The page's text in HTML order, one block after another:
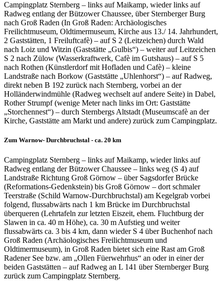
Campingplatz Sternberg – links auf Maikamp, wieder links auf
Radweg entlang der Bützower Chaussee, über Sternberger Burg
nach Groß Raden (In Groß Raden: Archäologisches
Freilichtmuseum, Oldtimermuseum, Kirche aus 13./ 14. Jahrhundert,
2 Gaststätten, 1 Freiluftcafè) – auf S 2 (Leitzeichen) durch Wald
nach Loiz und Witzin (Gaststätte „Gulbis“) – weiter auf Leitzeichen
S 2 nach Zülow (Wasserkraftwerk, Cafè im Gutshaus) – auf S 5
nach Rothen (Künstlerdorf mit Hofladen und Cafè) – kleine
Landstraße nach Borkow (Gaststätte „Uhlenhorst“) – auf Radweg,
direkt neben B 192 zurück nach Sternberg, vorbei an der
Holländerwindmühle (Radweg wechselt auf andere Seite) in Dabel,
Rother Strumpf (wenige Meter nach links im Ort: Gaststätte
„Storchennest“) – durch Sternbergs Altstadt (Museumscafè an der
Kirche, Gaststätte am Markt und andere) zurück zum Campingplatz.
Zum Warnow- Durchbruchstal - ca. 20 km
Campingplatz Sternberg – links auf Maikamp, wieder links auf
Radweg entlang der Bützower Chaussee – links weg (S 4) auf
Landstraße Richtung Groß Görnow – über Sagsdorfer Brücke
(Reformations-Gedenkstein) bis Groß Görnow – dort schmaler
Teerstraße (Schild Warnow-Durchbruchstal) am Kegelgrab vorbei
folgend, flussabwärts nach 1 km Brücke im Durchbruchstal
überqueren (Lehrtafeln zur letzten Eiszeit, ehem. Fluchtburg der
Slawen in ca. 40 m Höhe), ca. 30 m Aufstieg und weiter
flussabwärts ca. 3 bis 4 km, dann wieder S 4 über Buchenhof nach
Groß Raden (Archäologisches Freilichtmuseum und
Oldtimermuseum), in Groß Raden bietet sich eine Rast am Groß
Radener See bzw. am „Ollen Füerwehrhus“ an oder in einer der
beiden Gaststätten – auf Radweg an L 141 über Sternberger Burg
zurück zum Campingplatz Sternberg.